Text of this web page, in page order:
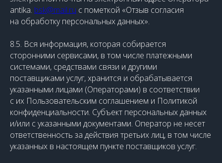
antika. bsk@mail.ru с пометкой «Отзыв согласия
на обработку персональных данных».
8.5. Вся информация, которая собирается
сторонними сервисами, в том числе платежными
системами, средствами связи и другими
поставщиками услуг, хранится и обрабатывается
указанными лицами (Операторами) в соответствии
с их Пользовательским соглашением и Политикой
конфиденциальности. Субъект персональных данных
и/или с указанными документами. Оператор не несет
ответственность за действия третьих лиц, в том числе
указанных в настоящем пункте поставщиков услуг.